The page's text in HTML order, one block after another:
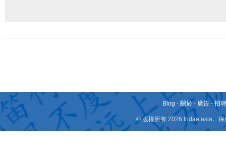
Blog - 關於 - 廣告 -招
© 版權所有 2026 fridae.asia。